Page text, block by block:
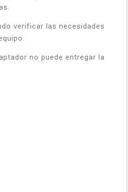
verificar las necesidades
no puede entregar la